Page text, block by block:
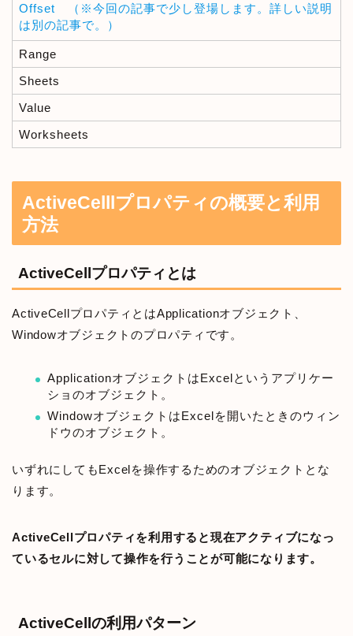
Offset （※今回の記事で少し登場します。詳しい説明
は別の記事で。）
Range
Sheets
Value
Worksheets
ActiveCelllプロパティの概要と利用
方法
ActiveCellプロパティとは
ActiveCellプロパティとはApplicationオブジェクト、
Windowオブジェクトのプロパティです。
ApplicationオブジェクトはExcelというアプリケー
ショのオブジェクト。
WindowオブジェクトはExcelを開いたときのウィン
ドウのオブジェクト。
いずれにしてもExcelを操作するためのオブジェクトとな
ります。
ActiveCellプロパティを利用すると現在アクティブになっ
ているセルに対して操作を行うことが可能になります。
ActiveCellの利用パターン